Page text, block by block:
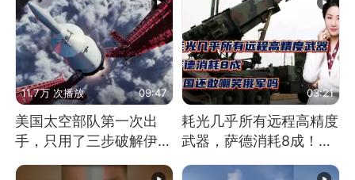
11.7万 次播放 09:47
美国太空部队第一次出
手，只用了三步破解伊朗
03:21
耗光几乎所有远程高精度
武器，萨德消耗8成！美